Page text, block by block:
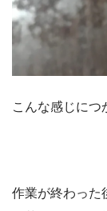
こんな感じにつ
作業が終わった